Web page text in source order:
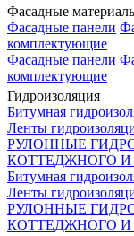
Фасадные
Фасадные панели
комплектующие
Фасадные панели
комплектующие
Гидроизоляция
Битумная
Ленты
РУЛОННЫЕ
КОТТЕДЖНОГО
Битумная
Ленты
РУЛОННЫЕ
КОТТЕДЖНОГО